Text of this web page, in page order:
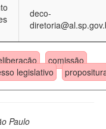
deco-
comissão
legislativo
Paulo